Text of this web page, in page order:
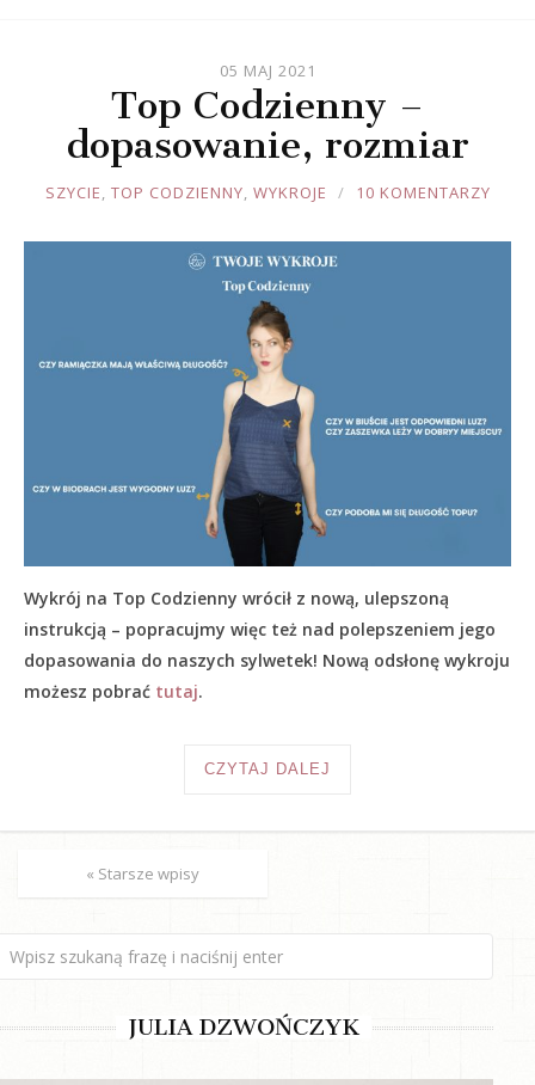
05 MAJ 2021
Top Codzienny –
dopasowanie, rozmiar
JOULE
SZYCIE, TOP CODZIENNY, WYKROJE 10 KOMENTARZY
Wykrój na Top Codzienny wrócił z nową, ulepszoną
instrukcją – popracujmy więc też nad polepszeniem jego
dopasowania do naszych sylwetek! Nową odsłonę wykroju
możesz pobrać tutaj.
CZYTAJ DALEJ
« Starsze wpisy
JULIA DZWOŃCZYK